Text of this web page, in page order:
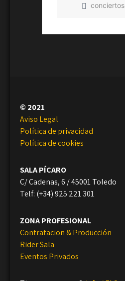
conciertos
© 2021
Aviso Legal
Política de privacidad
Política de cookies
SALA PÍCARO
C/ Cadenas, 6 / 45001 Toledo
Telf: (+34) 925 221 301
ZONA PROFESIONAL
Contratacion & Producción
Rider Sala
Eventos Privados